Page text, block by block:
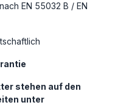
EN 55032 B / EN
stehen auf den
unter